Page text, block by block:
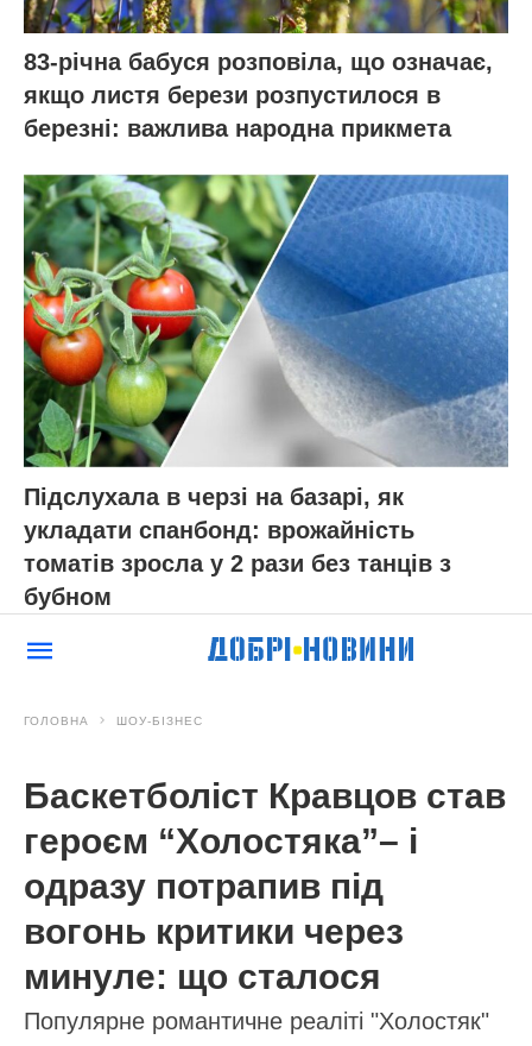
83-річна бабуся розповіла, що означає,
якщо листя берези розпустилося в
березні: важлива народна прикмета
Підслухала в черзі на базарі, як
укладати спанбонд: врожайність
томатів зросла у 2 рази без танців з
бубном